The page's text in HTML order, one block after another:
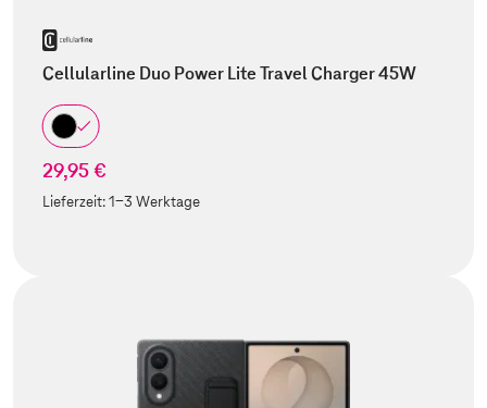
Cellularline Duo Power Lite Travel Charger 45W
29,95 €
Lieferzeit:1-3 Werktage